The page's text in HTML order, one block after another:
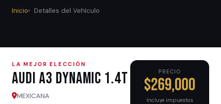
Inicio Detalles del Vehículo
LA MEJOR ELECCIÓN
Audi A3 DYNAMIC 1.4T
MEXICANA
PRECIO
$269,000
Incluye impuestos